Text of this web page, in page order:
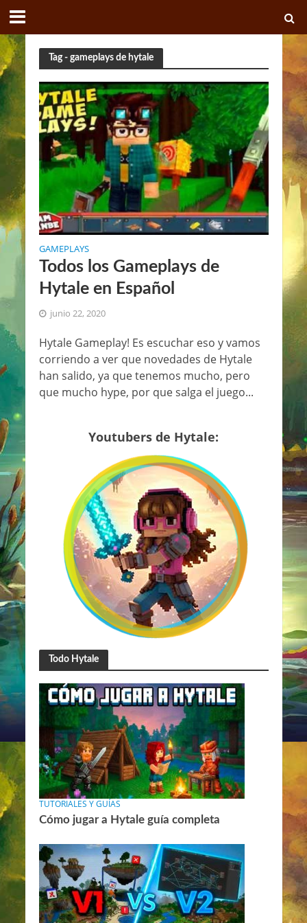
Tag - gameplays de hytale
GAMEPLAYS
Todos los Gameplays de
Hytale en Español
junio 22, 2020
Hytale Gameplay! Es escuchar eso y vamos
corriendo a ver que novedades de Hytale
han salido, ya que tenemos mucho, pero
que mucho hype, por que salga el juego...
Youtubers de Hytale:
Todo Hytale
TUTORIALES Y GUÍAS
Cómo jugar a Hytale guía completa